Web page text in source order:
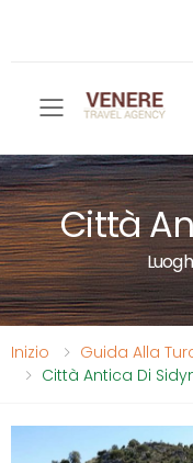
Città
Inizio Guida Alla
Città Antica Di